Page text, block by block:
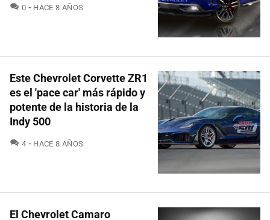
0 COMENTARIOS
HACE 8 AÑOS
Este Chevrolet Corvette ZR1
es el 'pace car' más rápido y
potente de la historia de la
Indy 500
4 COMENTARIOS
HACE 8 AÑOS
El Chevrolet Camaro